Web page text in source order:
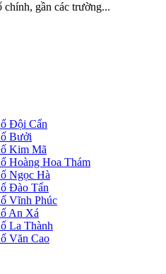
gần các trường...
Đội Cấn
Bưởi
Kim Mã
Hoàng Hoa Thám
Ngọc Hà
Đào Tấn
Vĩnh Phúc
An Xá
La Thành
Văn Cao